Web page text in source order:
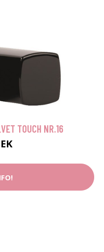
TOUCH NR.16